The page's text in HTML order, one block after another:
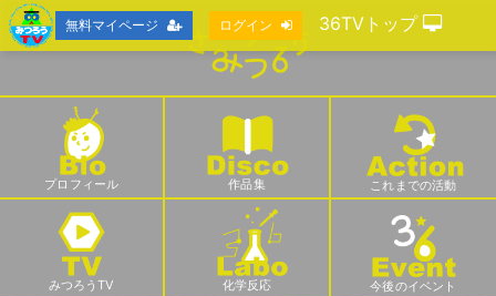
プロフィール 作品集 これまでの活動
みつろうTV 化学反応 今後のイベント
無料マイページ ログイン 36TVトップ